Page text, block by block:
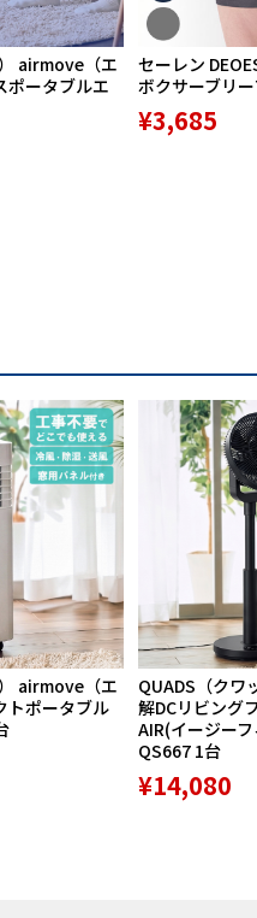
airmove（エ
ポータブルエ
セーレン
ボクサーブリ
¥3,685
airmove（エ
トポータブル
QUADS（クワ
解DCリビング
AIR(イージー
QS667 1台
¥14,080